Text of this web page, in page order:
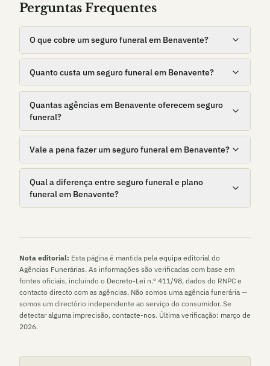
Perguntas Frequentes
O que cobre um seguro funeral em Benavente?
Quanto custa um seguro funeral em Benavente?
Quantas agências em Benavente oferecem seguro
funeral?
Vale a pena fazer um seguro funeral em Benavente?
Qual a diferença entre seguro funeral e plano
funeral em Benavente?
Nota editorial: Esta página é mantida pela equipa editorial do
Agências Funerárias. As informações são verificadas com base em
fontes oficiais, incluindo o Decreto-Lei n.º 411/98, dados do RNPC e
contacto directo com as agências. Não somos uma agência funerária —
somos um directório independente ao serviço do consumidor. Se
detectar alguma imprecisão, contacte-nos. Última verificação: março de
2026.